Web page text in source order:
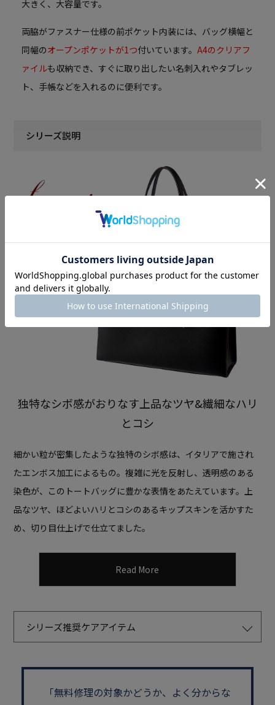
大きく、大容量です。
両脇がファスナー仕様の前ポケット内装には、バッグ横幅と
同幅のオープンポケットが1つ付いています。 A4のクリアフ
ァイルも収納でき、すぐに取り出したい名刺入れやタブレッ
ト、手帳などを入れるのに便利です。
シリーズ説明
独特なシボ感がおりなす上品なツヤ&繊細なハリ
とコシ
細かい粒が密集したような独特のシボ感は、イタリアで施され
たエンボス加工によるもの。複雑に光を反射し、透明感のある
染色が、このトートバッグに豊かな表情をあたえています。
上
品なツヤ、ほどよいハリとコシのあるキップスキンを活かすた
め、切り目仕上げで仕立てました。
Read More
シリーズ推奨ケアアイテム
「無料修理の対象かどうか、よく分からな